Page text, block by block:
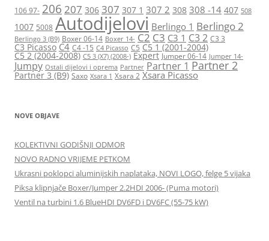
106 97- 206 207 306 307 307 1 307 2 308 308 -14 407 508
1007 5008 Autodijelovi Berlingo 1 Berlingo 2
Berlingo 3 (B9) Boxer 06-14 Boxer 14- C2 C3 C3 1 C3 2 C3 3
C3 Picasso C4 C4 -15 C4 Picasso C5 C5 1 (2001-2004)
C5 2 (2004-2008) C5 3 (X7) (2008-) Expert Jumper 06-14 Jumper 14-
Jumpy Ostali dijelovi i oprema Partner Partner 1 Partner 2
Partner 3 (B9) Saxo Xsara 1 Xsara 2 Xsara Picasso
NOVE OBJAVE
KOLEKTIVNI GODIŠNJI ODMOR
NOVO RADNO VRIJEME PETKOM
Ukrasni poklopci aluminijskih naplataka, NOVI LOGO, felge 5 vijaka
Piksa klipnjače Boxer/Jumper 2.2HDI 2006- (Puma motori)
Ventil na turbini 1.6 BlueHDI DV6FD i DV6FC (55-75 kW)